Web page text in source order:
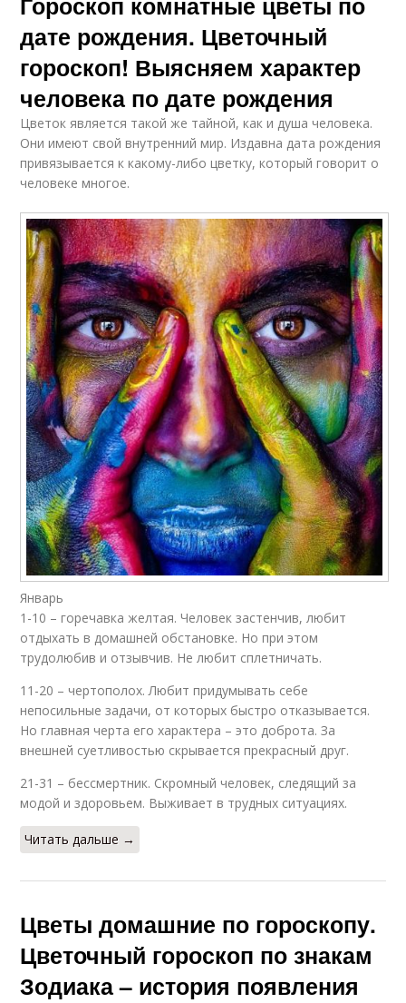
дате рождения. Цветочный
гороскоп! Выясняем характер
человека по дате рождения
Цветок является такой же тайной, как и душа человека.
Они имеют свой внутренний мир. Издавна дата рождения
привязывается к какому-либо цветку, который говорит о
человеке многое.
Январь
1-10 – горечавка желтая. Человек застенчив, любит
отдыхать в домашней обстановке. Но при этом
трудолюбив и отзывчив. Не любит сплетничать.
11-20 – чертополох. Любит придумывать себе
непосильные задачи, от которых быстро отказывается.
Но главная черта его характера – это доброта. За
внешней суетливостью скрывается прекрасный друг.
21-31 – бессмертник. Скромный человек, следящий за
модой и здоровьем. Выживает в трудных ситуациях.
Читать дальше →
Цветы домашние по гороскопу.
Цветочный гороскоп по знакам
Зодиака – история появления